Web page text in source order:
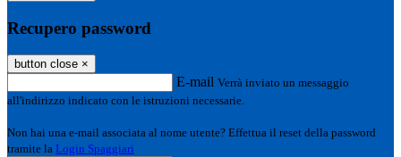
Recupero password
button close ×
E-mail Verrà inviato un messaggio
all'indirizzo indicato con le istruzioni necessarie.
Non hai una e-mail associata al nome utente? Effettua il reset della password
tramite la Login Spaggiari